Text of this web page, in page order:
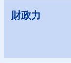
財政力